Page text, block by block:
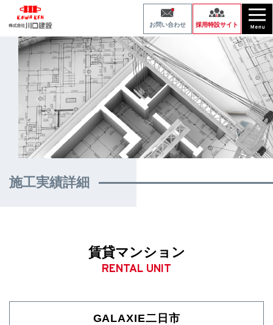
お問い合わせ 採用特設サイト
施工実績詳細
賃貸マンション
RENTAL UNIT
GALAXIE二日市